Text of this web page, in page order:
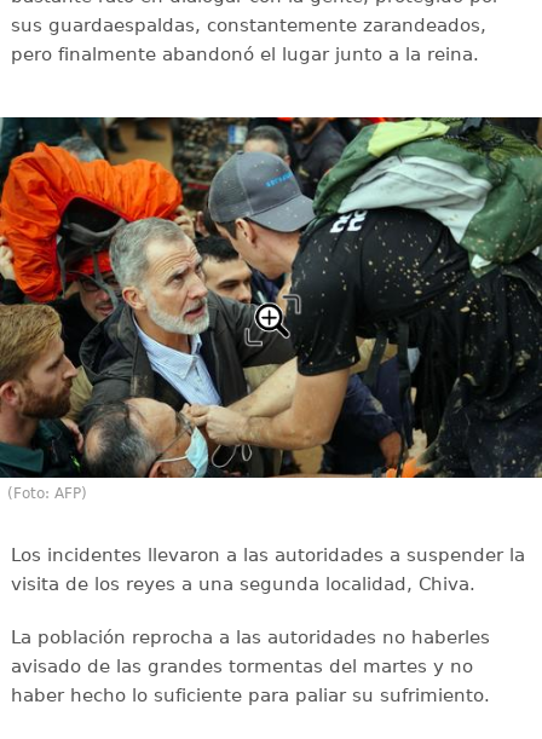
sus guardaespaldas, constantemente zarandeados,
pero finalmente abandonó el lugar junto a la reina.
(Foto: AFP)
Los incidentes llevaron a las autoridades a suspender la
visita de los reyes a una segunda localidad, Chiva.
La población reprocha a las autoridades no haberles
avisado de las grandes tormentas del martes y no
haber hecho lo suficiente para paliar su sufrimiento.